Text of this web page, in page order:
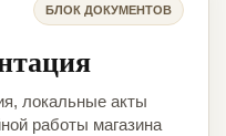
БЛОК ДОКУМЕНТОВ
локальные акты
работы магазина